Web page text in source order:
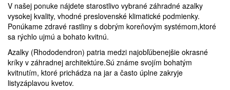
V našej ponuke nájdete starostlivo vybrané záhradné azalky
vysokej kvality, vhodné preslovenské klimatické podmienky.
Ponúkame zdravé rastliny s dobrým koreňovým systémom,ktoré
sa rýchlo ujmú a bohato kvitnú.
Azalky (Rhododendron) patria medzi najobľúbenejšie okrasné
kríky v záhradnej architektúre.Sú známe svojím bohatým
kvitnutím, ktoré prichádza na jar a často úplne zakryje
listyzáplavou kvetov.